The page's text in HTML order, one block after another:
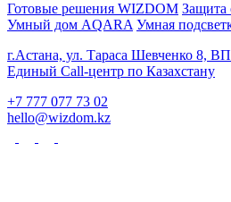
Готовые решения WIZDOM Защита
Умный дом AQARA Умная
г.Астана, ул. Тараса Шевченко 8,
Единый Call-центр по Казахстану
+7 777 077 73 02
hello@wizdom.kz